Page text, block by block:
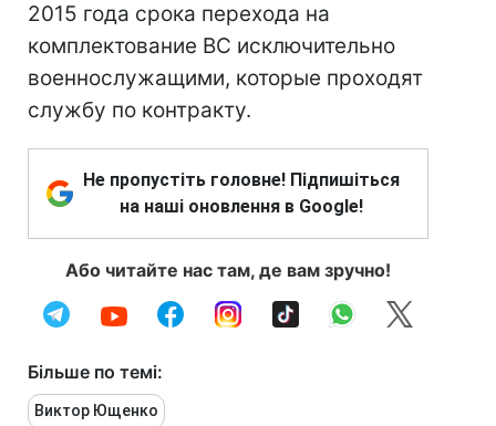
2015 года срока перехода на
комплектование ВС исключительно
военнослужащими, которые проходят
службу по контракту.
Не пропустіть головне! Підпишіться
на наші оновлення в Google!
Або читайте нас там, де вам зручно!
Більше по темі:
Виктор Ющенко